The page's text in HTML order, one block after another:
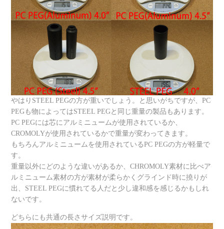
やはりSTEEL PEGの方が重いでしょう。と思いがちですが、PC
PEGも物によってはSTEEL PEGと同じ重量の製品もあります。
PC PEGには芯にアルミニュームが使用されているか、
CROMOLYが使用されているかで重量が変わってきます。
もちろんアルミニュームを使用されているPC PEGの方が軽量で
す。
重量以外にどのような違いがあるか、CHROMOLY素材に比べア
ルミニューム素材の方が素材が柔らかくグラインド時に撓りが
出、STEEL PEGに慣れてる人だと少し違和感を感じるかもしれ
ないです。
どちらにも共通の長さサイズ説明です。